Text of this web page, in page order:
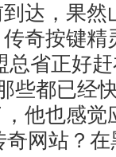
达，果然
奇按键精
省正好
些都已经
他也感觉
网站？